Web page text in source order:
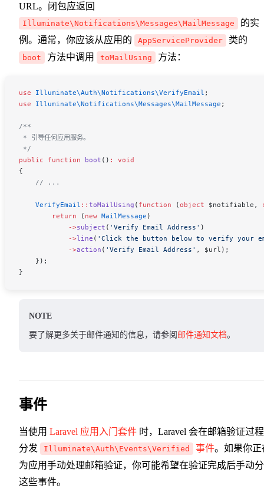
URL。闭包应返回
Illuminate\Notifications\Messages\MailMessage
的实
例。通常，你应该从应用的
AppServiceProvider 类的
boot 方法中调用 toMailUsing 方法：
use Illuminate\Auth\Notifications\VerifyEmail ;
use Illuminate\Notifications\Messages\MailMessage ;
/**
* 引导任何应用服务。
*/
public function boot () :
void
{
    // ...
    VerifyEmail
:: toMailUsing ( function (object $notifiable ,
        return
( new MailMessage )
            ->
subject ( 'Verify Email Address' )
            ->
line ( 'Click the button below to verify your
            ->
action ( 'Verify Email Address' , $url );
    });
}
NOTE
要了解更多关于邮件通知的信息，请参阅 邮件通知文档。
事件
当使用 Laravel 应用入门套件 时，Laravel 会在邮箱验证过
分发
Illuminate\Auth\Events\Verified 事件。如果你正
为应用手动处理邮箱验证，你可能希望在验证完成后手动
这些事件。